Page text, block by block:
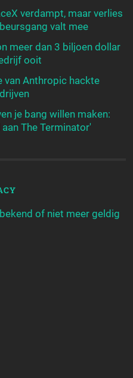
verdampt, maar verlies
valt mee
meer dan 3 biljoen dollar
ooit
van Anthropic hackte
je bang willen maken:
The Terminator'
of niet meer geldig